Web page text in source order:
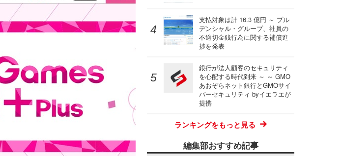
支払対象は計 16.3 億円 ～ プル
デンシャル・グループ、社員の
不適切金銭行為に関する補償進
捗を発表
銀行が法人顧客のセキュリティ
を心配する時代到来 ～ ～ GMO
あおぞらネット銀行とGMOサイ
バーセキュリティ byイエラエが
提携
ランキングをもっと見る
編集部おすすめ記事